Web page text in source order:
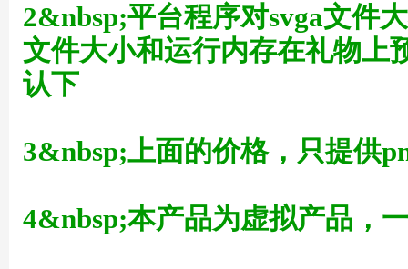
2&nbsp;平台程序对svga文件
文件大小和运行内存在礼物上
认下
3&nbsp;上面的价格，只提供
4&nbsp;本产品为虚拟产品，